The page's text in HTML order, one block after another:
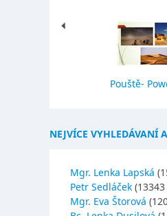
Pouště-
NEJVÍCE VYHLEDÁVANÍ
Mgr. Lenka Lapská
Petr Sedláček
Mgr. Eva Štorová